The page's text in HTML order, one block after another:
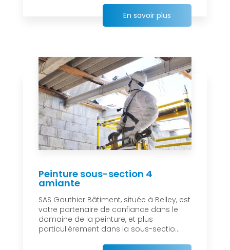
En savoir plus
Peinture sous-section 4
amiante
SAS Gauthier Bâtiment, située à Belley, est
votre partenaire de confiance dans le
domaine de la peinture, et plus
particulièrement dans la sous-sectio...